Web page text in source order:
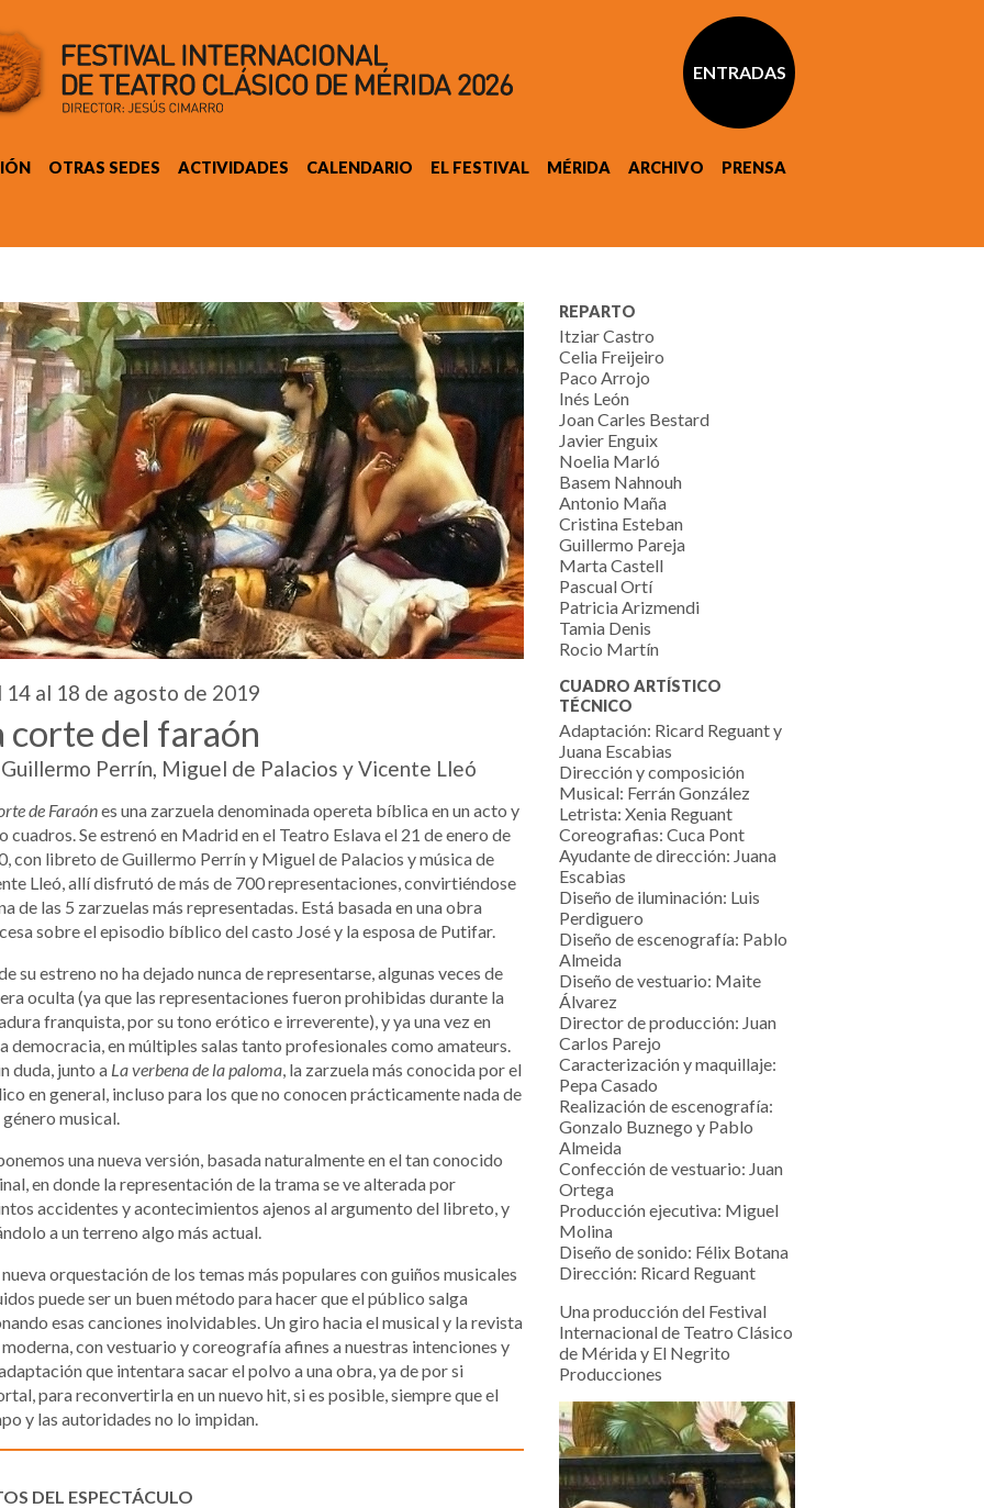
ENTRADAS
OTRAS SEDES ACTIVIDADES CALENDARIO EL FESTIVAL MÉRIDA ARCHIVO PRENSA
14 al 18 de agosto de 2019
corte del faraón
Perrín, Miguel de Palacios y Vicente Lleó
de Faraónes una zarzuela denominada opereta bíblica en un acto y
cuadros. Se estrenó en Madrid en el Teatro Eslava el 21 de enero de
con libreto de Guillermo Perrín y Miguel de Palacios y música de
Lleó, allí disfrutó de más de 700 representaciones, convirtiéndose
de las 5 zarzuelas más representadas. Está basada en una obra
sobre el episodio bíblico del casto José y la esposa de Putifar.
su estreno no ha dejado nunca de representarse, algunas veces de
oculta (ya que las representaciones fueron prohibidas durante la
franquista, por su tono erótico e irreverente), y ya una vez en
democracia, en múltiples salas tanto profesionales como amateurs.
duda, junto a La verbena de la paloma , la zarzuela más conocida por el
en general, incluso para los que no conocen prácticamente nada de
musical.
una nueva versión, basada naturalmente en el tan conocido
en donde la representación de la trama se ve alterada por
accidentes y acontecimientos ajenos al argumento del libreto, y
a un terreno algo más actual.
orquestación de los temas más populares con guiños musicales
puede ser un buen método para hacer que el público salga
esas canciones inolvidables. Un giro hacia el musical y la revista
moderna, con vestuario y coreografía afines a nuestras intenciones y
que intentara sacar el polvo a una obra, ya de por si
para reconvertirla en un nuevo hit, si es posible, siempre que el
y las autoridades no lo impidan.
DEL ESPECTÁCULO
REPARTO
Itziar Castro
Celia Freijeiro
Paco Arrojo
Inés León
Joan Carles Bestard
Javier Enguix
Noelia Marló
Basem Nahnouh
Antonio Maña
Cristina Esteban
Guillermo Pareja
Marta Castell
Pascual Ortí
Patricia Arizmendi
Tamia Denis
Rocio Martín
CUADRO ARTÍSTICO
TÉCNICO
Adaptación: Ricard Reguant y
Juana Escabias
Dirección y composición
Musical: Ferrán González
Letrista: Xenia Reguant
Coreografias: Cuca Pont
Ayudante de dirección: Juana
Escabias
Diseño de iluminación: Luis
Perdiguero
Diseño de escenografía: Pablo
Almeida
Diseño de vestuario: Maite
Álvarez
Director de producción: Juan
Carlos Parejo
Caracterización y maquillaje:
Pepa Casado
Realización de escenografía:
Gonzalo Buznego y Pablo
Almeida
Confección de vestuario: Juan
Ortega
Producción ejecutiva: Miguel
Molina
Diseño de sonido: Félix Botana
Dirección: Ricard Reguant
Una producción del Festival
Internacional de Teatro Clásico
de Mérida y El Negrito
Producciones